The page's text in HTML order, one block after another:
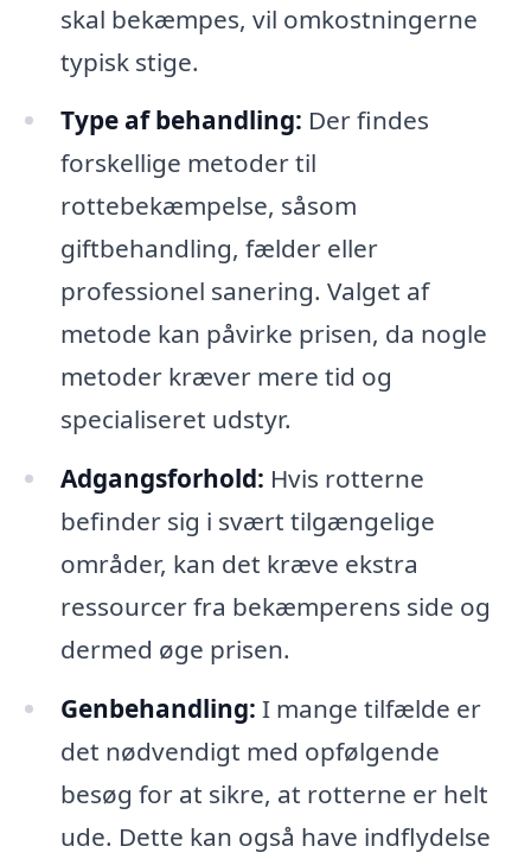
skal bekæmpes, vil omkostningerne
typisk stige.
Type af behandling: Der findes
forskellige metoder til
rottebekæmpelse, såsom
giftbehandling, fælder eller
professionel sanering. Valget af
metode kan påvirke prisen, da nogle
metoder kræver mere tid og
specialiseret udstyr.
Adgangsforhold: Hvis rotterne
befinder sig i svært tilgængelige
områder, kan det kræve ekstra
ressourcer fra bekæmperens side og
dermed øge prisen.
Genbehandling: I mange tilfælde er
det nødvendigt med opfølgende
besøg for at sikre, at rotterne er helt
ude. Dette kan også have indflydelse